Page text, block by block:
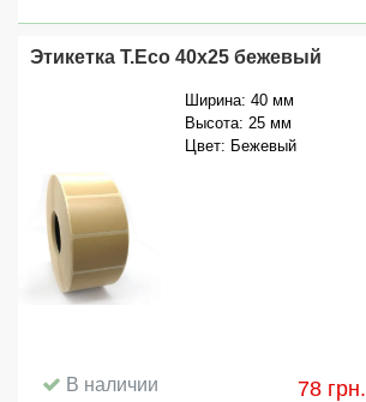
Этикетка T.Eco 40x25 бежевый
Ширина: 40 мм
Высота: 25 мм
Цвет: Бежевый
В наличии 78 грн.